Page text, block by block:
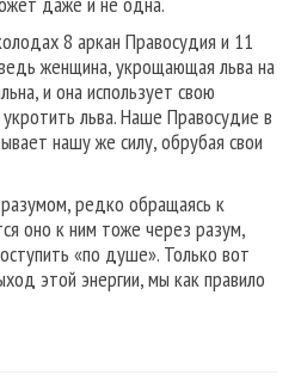
8 аркан Правосудия и 11
женщина, укрощающая льва на
и она использует свою
льва. Наше Правосудие в
нашу же силу, обрубая свои
редко обращаясь к
оно к ним тоже через разум,
«по душе». Только вот
этой энергии, мы как правило